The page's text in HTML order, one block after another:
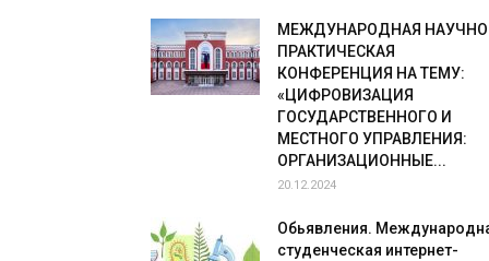
МЕЖДУНАРОДНАЯ
ПРАКТИЧЕСКАЯ
КОНФЕРЕНЦИЯ НА ТЕМУ:
«ЦИФРОВИЗАЦИЯ
ГОСУДАРСТВЕННОГО И
МЕСТНОГО УПРАВЛЕНИЯ:
ОРГАНИЗАЦИОННЫЕ...
20.12.2024
Обьявления.
студенческая интернет-